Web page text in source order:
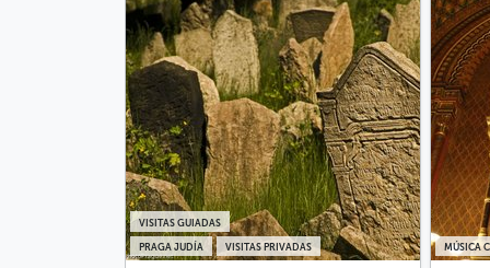
PRAGA JUDÍA VISITAS PRIVADAS
VISITAS GUIADAS
MÚSICA